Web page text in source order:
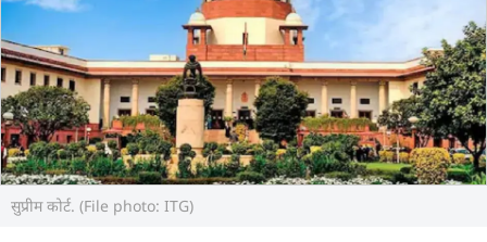
सुप्रीम कोर्ट. (File photo: ITG)